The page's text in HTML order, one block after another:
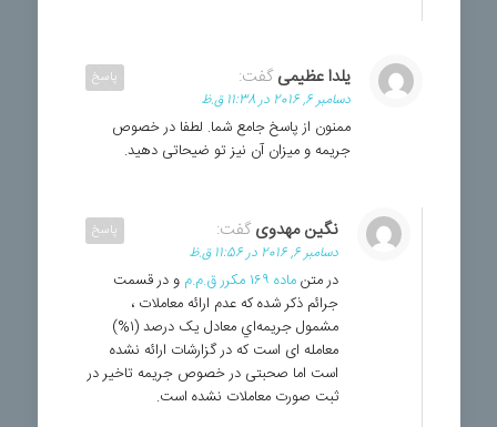
یلدا عظیمی گفت:
دسامبر 6, 2016 در 11:38 ق.ظ
ممنون از پاسخ جامع شما. لطفا در خصوص
جریمه و میزان آن نیز تو ضیحاتی دهید.
پاسخ
نگین مهدوی گفت:
دسامبر 6, 2016 در 11:56 ق.ظ
در متنماده ۱۶۹ مکرر ق.م.م
و در قسمت
جرائم ذکر شده که عدم ارائه معاملات ،
مشمول جريمه‌اي معادل يک درصد (۱%)
معامله ای است که در گزارشات ارائه نشده
است اما صحبتی در خصوص جریمه تاخیر در
ثبت صورت معاملات نشده است.
پاسخ